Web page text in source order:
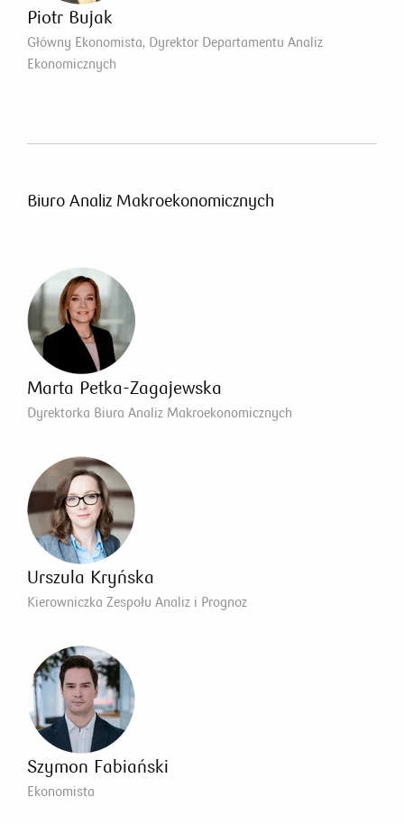
Piotr Bujak
Główny Ekonomista, Dyrektor Departamentu Analiz
Ekonomicznych
Biuro Analiz Makroekonomicznych
Marta Petka-Zagajewska
Dyrektorka Biura Analiz Makroekonomicznych
Urszula Kryńska
Kierowniczka Zespołu Analiz i Prognoz
Szymon Fabiański
Ekonomista